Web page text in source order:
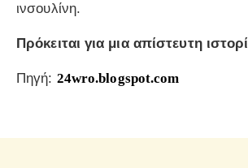
ινσουλίνη.
Πρόκειται για μια απίστευτη
Πηγή: 24wro.blogspot.com